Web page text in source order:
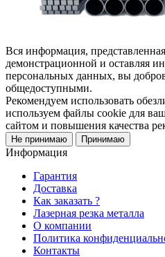
Вся информация, представленная
демонстрационной и оставляя
персональных данных, вы
общедоступными.
Рекомендуем использовать
используем файлы cookie для
сайтом и повышения качества
Не принимаю Принимаю
Информация
Гарантия
Доставка
Как заказать ?
Лазерная резка металла
О компании
Политика
Контакты